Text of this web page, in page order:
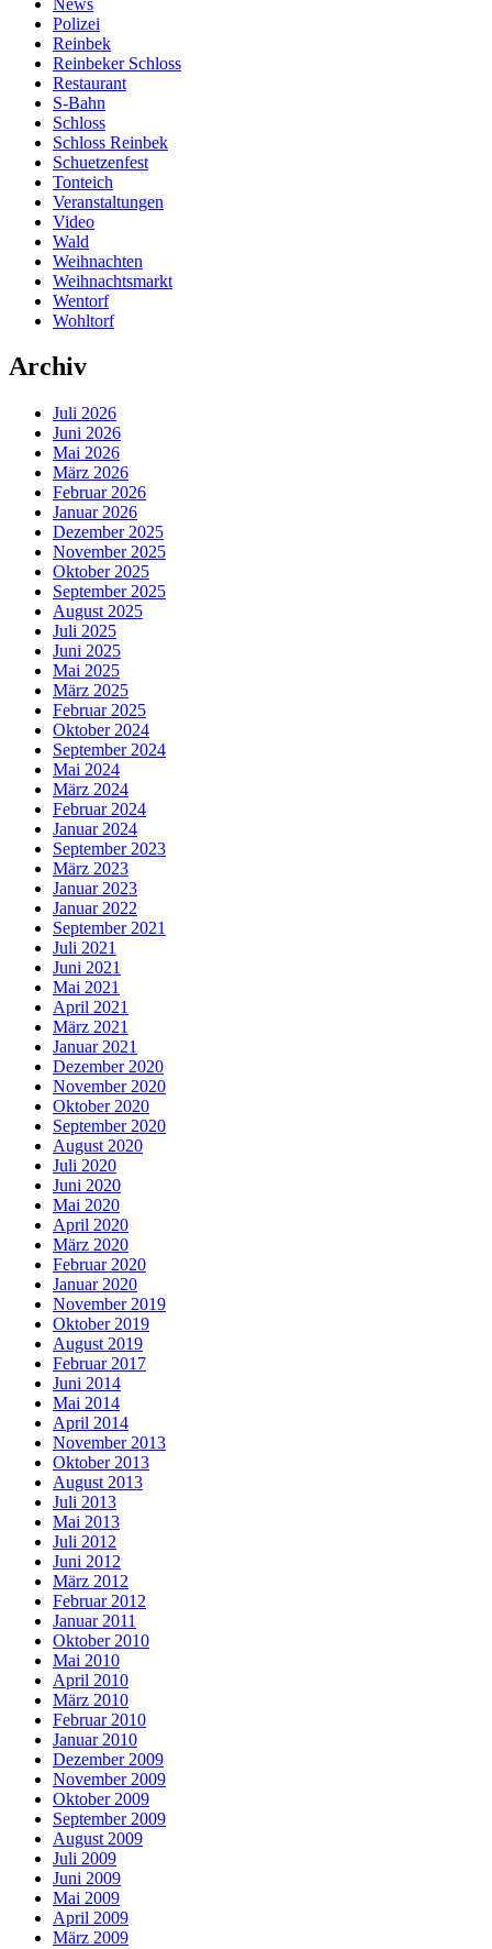
Polizei
Reinbek
Reinbeker Schloss
Restaurant
S-Bahn
Schloss
Schloss Reinbek
Schuetzenfest
Tonteich
Veranstaltungen
Video
Wald
Weihnachten
Weihnachtsmarkt
Wentorf
Wohltorf
Archiv
Juli 2026
Juni 2026
Mai 2026
März 2026
Februar 2026
Januar 2026
Dezember 2025
November 2025
Oktober 2025
September 2025
August 2025
Juli 2025
Juni 2025
Mai 2025
März 2025
Februar 2025
Oktober 2024
September 2024
Mai 2024
März 2024
Februar 2024
Januar 2024
September 2023
März 2023
Januar 2023
Januar 2022
September 2021
Juli 2021
Juni 2021
Mai 2021
April 2021
März 2021
Januar 2021
Dezember 2020
November 2020
Oktober 2020
September 2020
August 2020
Juli 2020
Juni 2020
Mai 2020
April 2020
März 2020
Februar 2020
Januar 2020
November 2019
Oktober 2019
August 2019
Februar 2017
Juni 2014
Mai 2014
April 2014
November 2013
Oktober 2013
August 2013
Juli 2013
Mai 2013
Juli 2012
Juni 2012
März 2012
Februar 2012
Januar 2011
Oktober 2010
Mai 2010
April 2010
März 2010
Februar 2010
Januar 2010
Dezember 2009
November 2009
Oktober 2009
September 2009
August 2009
Juli 2009
Juni 2009
Mai 2009
April 2009
März 2009